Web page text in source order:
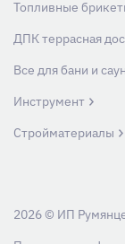
Топливные
ДПК террасная
Все для бани и
Инструмент
Стройматериалы
2026 © ИП